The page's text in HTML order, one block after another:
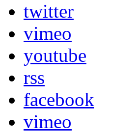
twitter
vimeo
youtube
rss
facebook
vimeo